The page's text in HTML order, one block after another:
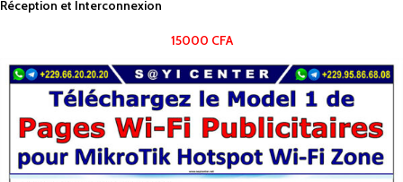
Réception et Interconnexion
15000 CFA